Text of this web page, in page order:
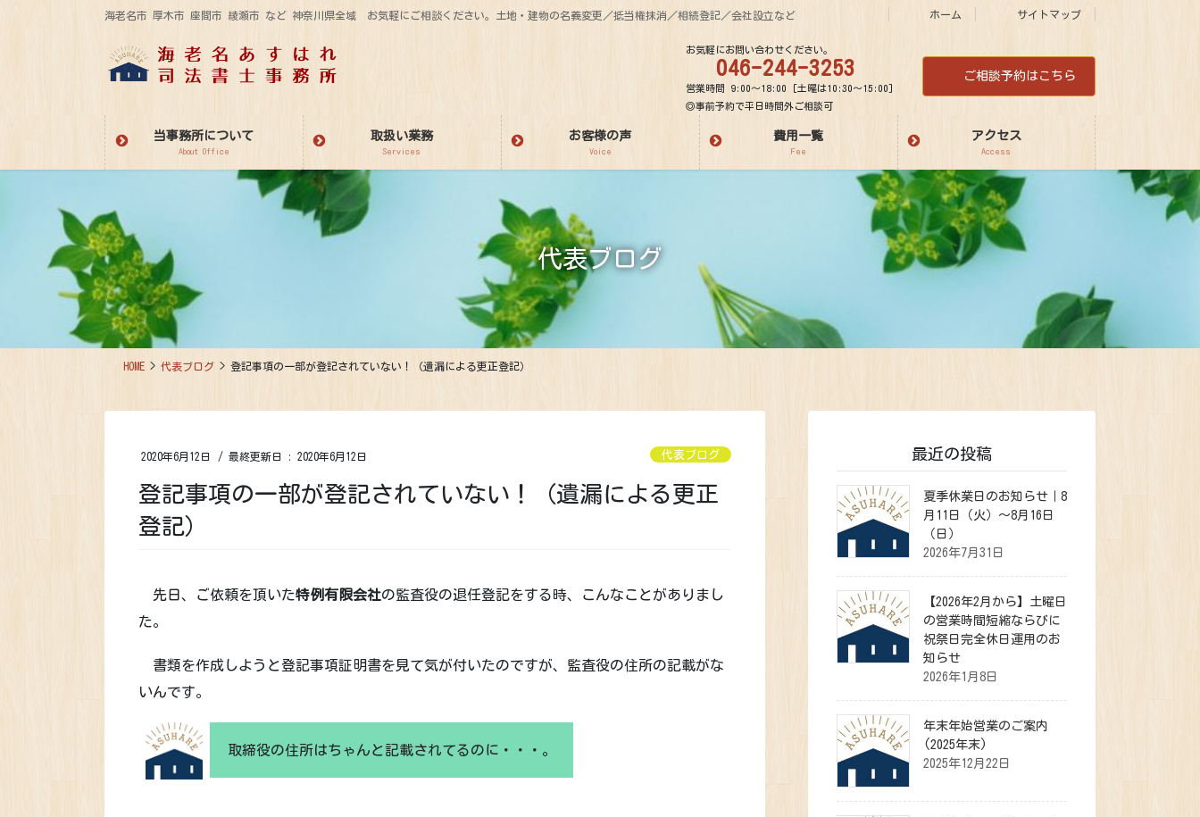
海老名市 厚木市 座間市 綾瀬市 など 神奈川県全域 お気軽にご相談ください。土地・建物の名義変更／抵当権抹消／相続登記／会社設立など ホーム サイトマップ
お気軽にお問い合わせください。
046-244-3253
営業時間 9:00～18:00 [土曜は10:30～15:00]
◎事前予約で平日時間外ご相談可
ご相談予約はこちら
当事務所について
About Office
取扱い業務
Services
お客様の声
Voice
費用一覧
Fee
アクセス
Access
代表ブログ
HOME 代表ブログ 登記事項の一部が登記されていない！（遺漏による更正登記）
2020年6月12日 / 最終更新日 :2020年6月12日 代表ブログ
登記事項の一部が登記されていない！（遺漏による更正
登記）
先日、ご依頼を頂いた特例有限会社の監査役の退任登記をする時、こんなことがありまし
た。
書類を作成しようと登記事項証明書を見て気が付いたのですが、監査役の住所の記載がな
いんです。
取締役の住所はちゃんと記載されてるのに・・・。
最近の投稿
夏季休業日のお知らせ｜8
月11日（火）～8月16日
（日）
2026年7月31日
【2026年2月から】土曜日
の営業時間短縮ならびに
祝祭日完全休日運用のお
知らせ
2026年1月8日
年末年始営業のご案内
(2025年末)
2025年12月22日